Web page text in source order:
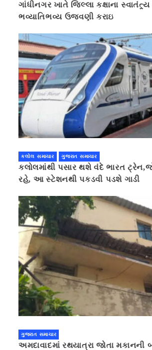
ગાંધીનગર ખાતે જિલ્લા કક્ષાના સ્વાતંત્ર્ય
ભવ્યાતિભવ્ય ઉજવણી કરાઇ
કલોલ સમાચાર ગુજરાત સમાચાર
કલોલમાંથી પસાર થશે વંદે ભારત
રહે, આ સ્ટેશનથી પકડવી પડશે ગાડી
ગુજરાત સમાચાર
અમદાવાદમાં રથયાત્રા જોતા મકાનની